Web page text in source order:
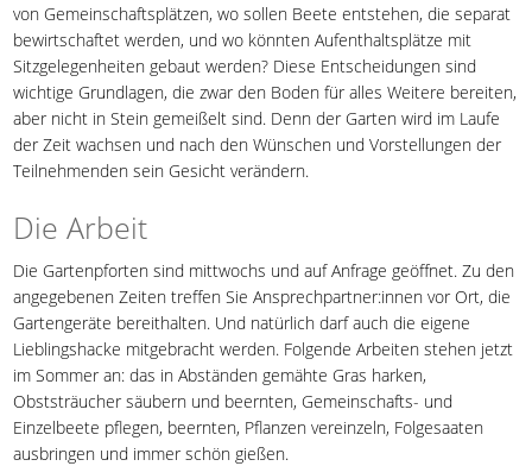
von Gemeinschaftsplätzen, wo sollen Beete entstehen, die separat
bewirtschaftet werden, und wo könnten Aufenthaltsplätze mit
Sitzgelegenheiten gebaut werden? Diese Entscheidungen sind
wichtige Grundlagen, die zwar den Boden für alles Weitere bereiten,
aber nicht in Stein gemeißelt sind. Denn der Garten wird im Laufe
der Zeit wachsen und nach den Wünschen und Vorstellungen der
Teilnehmenden sein Gesicht verändern.
Die Arbeit
Die Gartenpforten sind mittwochs und auf Anfrage geöffnet. Zu den
angegebenen Zeiten treffen Sie Ansprechpartner:innen vor Ort, die
Gartengeräte bereithalten. Und natürlich darf auch die eigene
Lieblingshacke mitgebracht werden. Folgende Arbeiten stehen jetzt
im Sommer an: das in Abständen gemähte Gras harken,
Obststräucher säubern und beernten, Gemeinschafts- und
Einzelbeete pflegen, beernten, Pflanzen vereinzeln, Folgesaaten
ausbringen und immer schön gießen.